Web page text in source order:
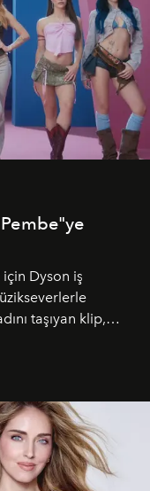
için Dyson iş
taşıyan klip,